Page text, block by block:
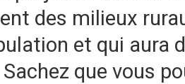
des milieux
et qui aura
Sachez que vous